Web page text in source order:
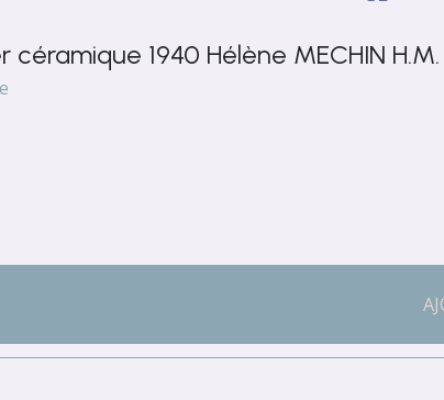
1940 Hélène MECHIN H.M.